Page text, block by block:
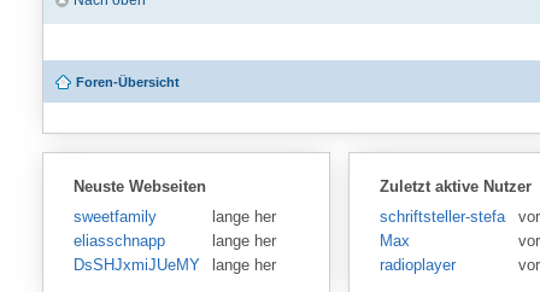
Foren-Übersicht
Neuste Webseiten
sweetfamily
lange her
eliasschnapp
lange her
DsSHJxmiJUeMY
lange her
Zuletzt aktive Nutzer
schriftsteller-stefansen
Max
radioplayer